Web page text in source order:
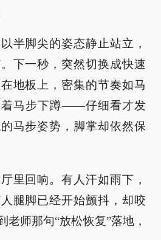
半脚尖的姿态静止站立，
下一秒，突然切换成快速
地板上，密集的节奏如马
着马步下蹲——仔细看才发
马步姿势，脚掌却依然保
里回响。有人汗如雨下，
腿脚已经开始颤抖，却咬
老师那句“放松恢复”落地，